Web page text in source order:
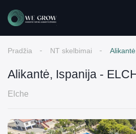
Pradžia NT skelbimai
Alikantė, Ispanija -
Elche